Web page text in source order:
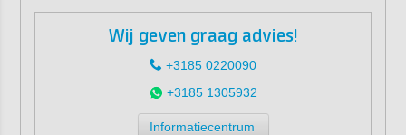
Wij geven graag advies!
+3185 0220090
+3185 1305932
Informatiecentrum